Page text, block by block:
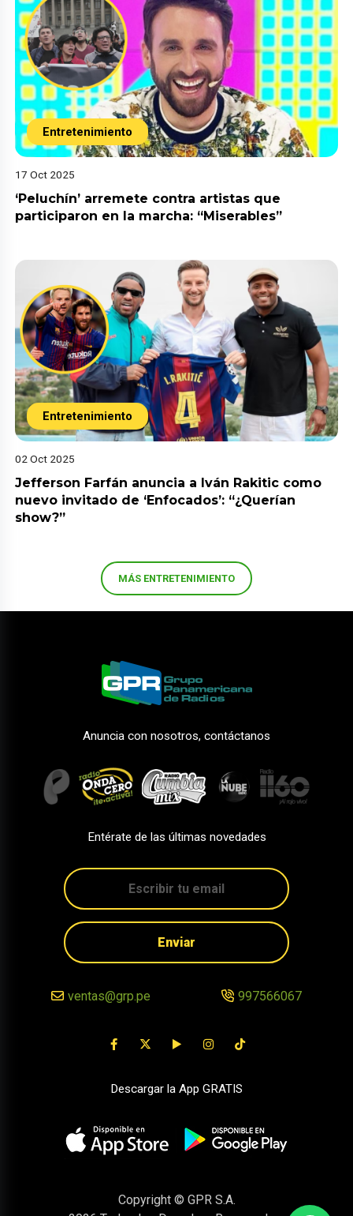
Entretenimiento
17 Oct 2025
‘Peluchín’ arremete contra artistas que
participaron en la marcha: “Miserables”
Entretenimiento
02 Oct 2025
Jefferson Farfán anuncia a Iván Rakitic como
nuevo invitado de ‘Enfocados’: “¿Querían
show?”
MÁS ENTRETENIMIENTO
Anuncia con nosotros, contáctanos
Entérate de las últimas novedades
Enviar
ventas@grp.pe 997566067
Descargar la App GRATIS
Copyright © GPR S.A.